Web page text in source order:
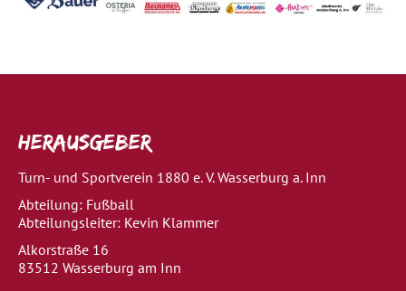
Herausgeber
Turn- und Sportverein 1880 e. V. Wasserburg a. Inn
Abteilung: Fußball
Abteilungsleiter: Kevin Klammer
Alkorstraße 16
83512 Wasserburg am Inn